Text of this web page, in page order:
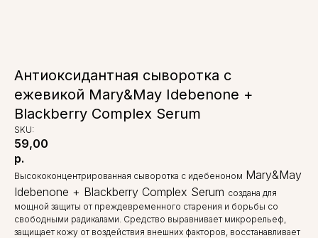
Антиоксидантная сыворотка с
ежевикой Mary&May Idebenone +
Blackberry Complex Serum
SKU:
59,00
р.
Высококонцентрированная сыворотка с идебеноном Mary&May
Idebenone + Blackberry Complex Serum создана для
мощной защиты от преждевременного старения и борьбы со
свободными радикалами. Средство выравнивает микрорельеф,
защищает кожу от воздействия внешних факторов, восстанавливает